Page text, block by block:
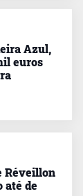
Azul,
euros
Réveillon
até de